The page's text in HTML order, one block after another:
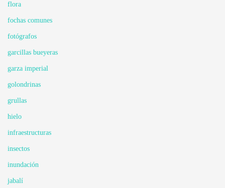
flora
fochas comunes
fotógrafos
garcillas bueyeras
garza imperial
golondrinas
grullas
hielo
infraestructuras
insectos
inundación
jabalí